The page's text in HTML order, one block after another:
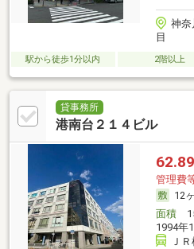
神奈
目
駅から徒歩1分以内 2階以上
貸事務所
港南台２１４ビル
62.89
管理費
12
面積
1994年
Ｊ